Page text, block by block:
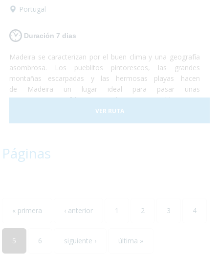
Portugal
Duración 7 dias
Madeira se caracterizan por el buen clima y una geografía
asombrosa. Los pueblitos pintorescos, las grandes
montañas escarpadas y las hermosas playas hacen
de Madeira un lugar ideal para pasar unas
vacaciones, increíbles y totalmente accesibles para
personas con discapacidad o usuarios de silla de ruedas. En
2017 la ciudad de Funchal recibió el premio a la Ciudad
VER RUTA
Páginas
« primera ‹ anterior 1 2 3 4
5 6 siguiente › última »